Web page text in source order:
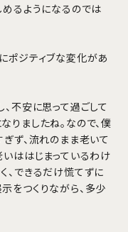
めるようになるのでは
ポジティブな変化があ
不安に思って過ごして
りましたね。なので、僕
ず、流れのまま老いて
いははじまっているわけ
、できるだけ慌てずに
をつくりながら、多少